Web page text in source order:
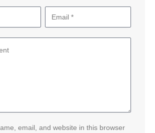
email, and website in this browser